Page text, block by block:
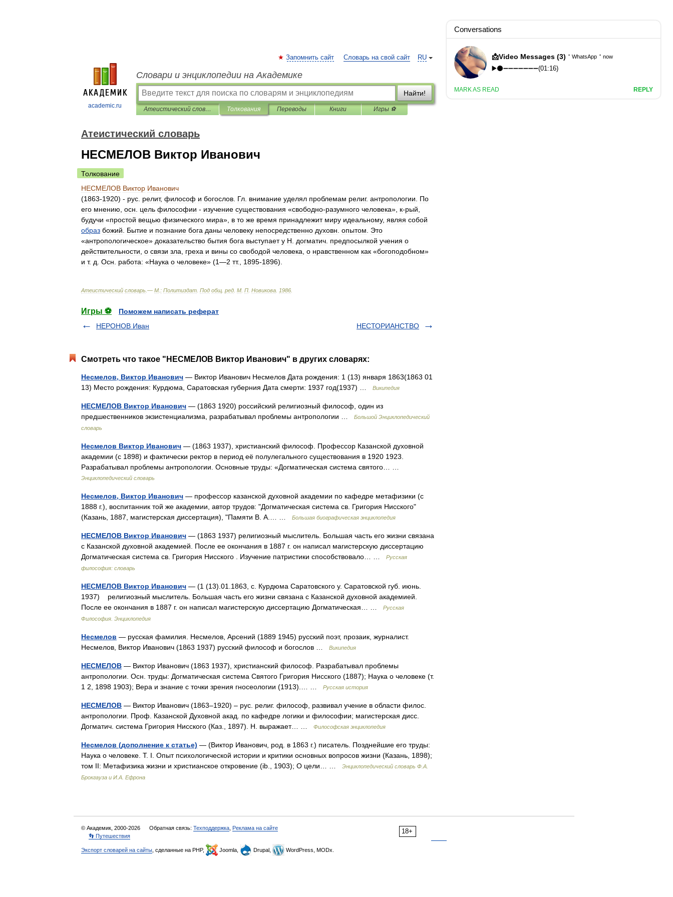
academic.ru
RU
Запомнить сайт Словарь на свой сайт
Словари и энциклопедии на Академике
Найти!
Атеистический словарь Толкования Переводы Книги Игры ⚽
Атеистический словарь
НЕСМЕЛОВ Виктор Иванович
Толкование
НЕСМЕЛОВ Виктор Иванович
(1863-1920) - рус релит, философ и богослов Гл внимание уделял проблемам религ. антропологии
По
его мнению осн цель философии - изучение существования «свободно-разумного человека», к-рый
будучи «простой вещью физического мира», в то же время принадлежит миру идеальному, являя собой
образ божий Бытие и познание бога даны человеку непосредственно духовн опытом
Это
«антропологическое» доказательство бытия бога выступает у Н догматич предпосылкой учения о
действительности о связи зла греха и вины со свободой человека о нравственном как «богоподобном»
и т. д Осн работа: «Наука о человеке» (1—2 тт., 1895-1896).
Атеистический словарь .— М : Политиздат Под общ ред М П Новикова 1986
Игры ⚽
Поможем написать реферат
НЕРОНОВ Иван
НЕСТОРИАНСТВО
Смотреть что такое "НЕСМЕЛОВ Виктор Иванович" в других словарях:
Несмелов, Виктор Иванович — Виктор Иванович Несмелов Дата рождения: 1 (13) января 1863(1863 01
13) Место рождения: Курдюма, Саратовская губерния Дата смерти: 1937 год(1937) …
Википедия
НЕСМЕЛОВ Виктор Иванович — (1863 1920) российский религиозный философ, один из
предшественников экзистенциализма, разрабатывал проблемы антропологии …
Большой Энциклопедический
словарь
Несмелов Виктор Иванович — (1863 1937), христианский философ. Профессор Казанской духовной
академии (с 1898) и фактически ректор в период её полулегального существования в 1920 1923.
Разрабатывал проблемы антропологии. Основные труды: «Догматическая система святого… …
Энциклопедический словарь
Несмелов, Виктор Иванович — профессор казанской духовной академии по кафедре метафизики (с
1888 г.), воспитанник той же академии, автор трудов: "Догматическая система св. Григория Нисского"
(Казань, 1887, магистерская диссертация), "Памяти В. А.… …
Большая биографическая энциклопедия
НЕСМЕЛОВ Виктор Иванович — (1863 1937) религиозный мыслитель. Большая часть его жизни связана
с Казанской духовной академией. После ее окончания в 1887 г. он написал магистерскую диссертацию
Догматическая система св. Григория Нисского . Изучение патристики способствовало… …
Русская
философия: словарь
НЕСМЕЛОВ Виктор Иванович — (1 (13).01.1863, с. Курдюма Саратовского у. Саратовской губ. июнь.
1937) религиозный мыслитель. Большая часть его жизни связана с Казанской духовной академией.
После ее окончания в 1887 г. он написал магистерскую диссертацию Догматическая… …
Русская
Философия. Энциклопедия
Несмелов — русская фамилия. Несмелов, Арсений (1889 1945) русский поэт, прозаик, журналист.
Несмелов, Виктор Иванович (1863 1937) русский философ и богослов …
Википедия
НЕСМЕЛОВ — Виктор Иванович (1863 1937), христианский философ. Разрабатывал проблемы
антропологии. Осн. труды: Догматическая система Святого Григория Нисского (1887); Наука о человеке (т.
1 2, 1898 1903); Вера и знание с точки зрения гносеологии (1913).… …
Русская история
НЕСМЕЛОВ — Виктор Иванович (1863–1920) – рус. религ. философ, развивал учение в области филос.
антропологии. Проф. Казанской Духовной акад. по кафедре логики и философии; магистерская дисс.
Догматич. система Григория Нисского (Каз., 1897). Н. выражает… …
Философская энциклопедия
Несмелов (дополнение к статье) — (Виктор Иванович, род. в 1863 г.) писатель. Позднейшие его труды:
Наука о человеке. Т. I. Опыт психологической истории и критики основных вопросов жизни (Казань, 1898);
том II: Метафизика жизни и христианское откровение (ib., 1903); О цели… …
Энциклопедический словарь Ф.А.
Брокгауза и И.А. Ефрона
18+
© Академик, 2000-2026 Обратная связь: Техподдержка Реклама на сайте
👣 Путешествия
Экспорт словарей на сайты , сделанные на PHP, Joomla, Drupal, WordPress, MODx.